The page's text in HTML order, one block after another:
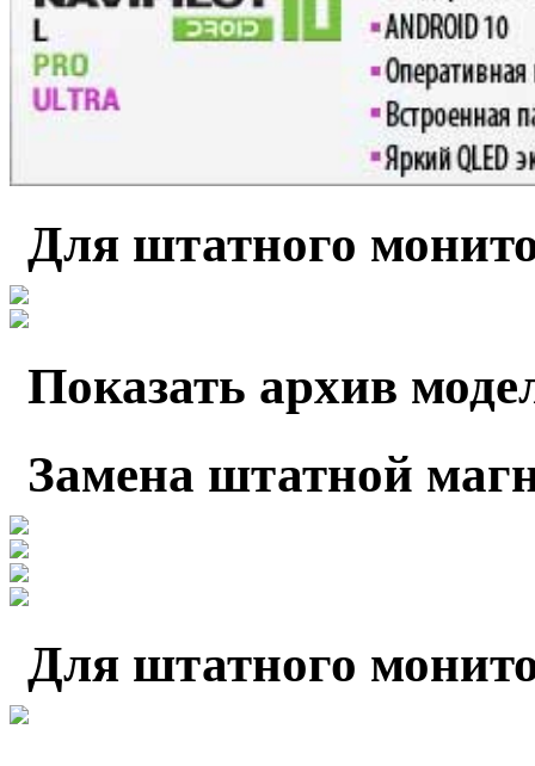
Для штатного
Показать архив
Замена штатной
Для штатного